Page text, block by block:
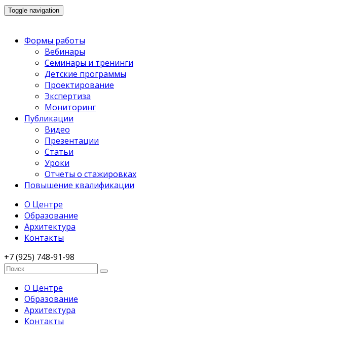
Toggle navigation
Формы работы
Вебинары
Семинары и тренинги
Детские программы
Проектирование
Экспертиза
Мониторинг
Публикации
Видео
Презентации
Статьи
Уроки
Отчеты о стажировках
Повышение квалификации
О Центре
Образование
Архитектура
Контакты
+7 (925) 748-91-98
О Центре
Образование
Архитектура
Контакты